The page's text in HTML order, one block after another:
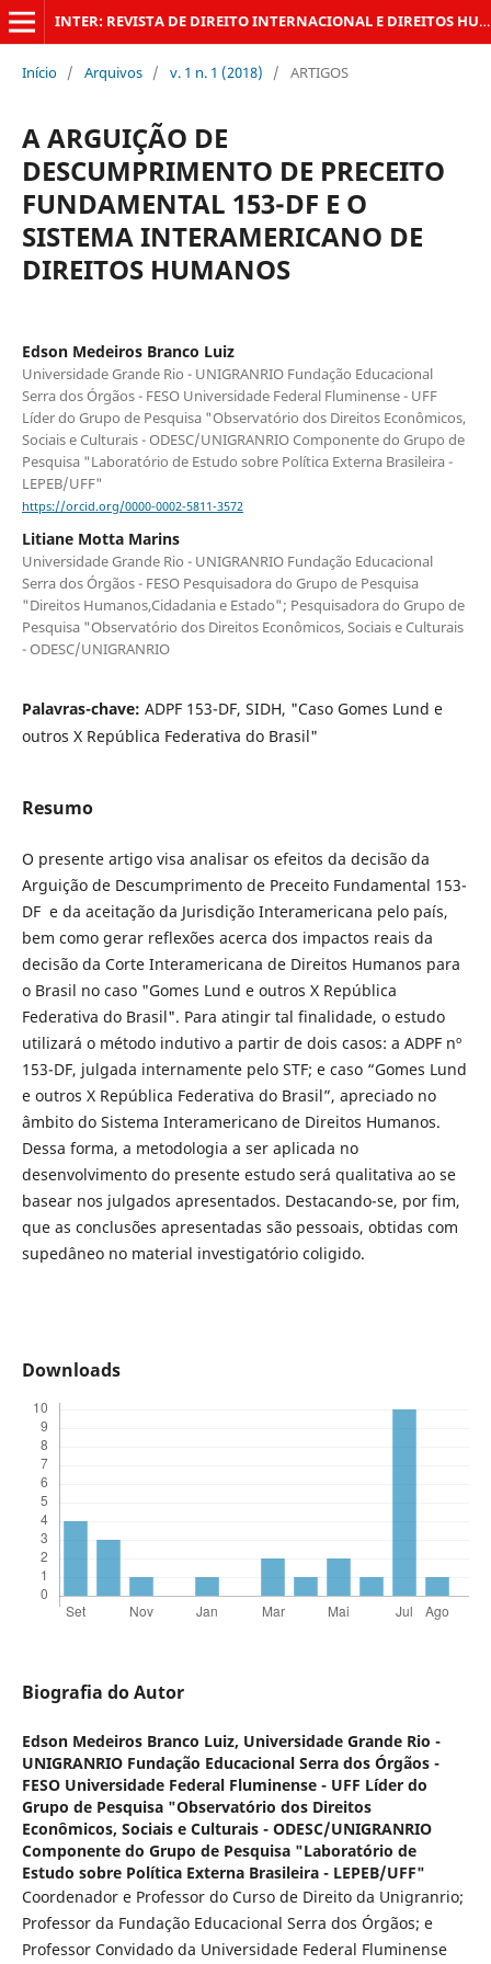
INTER: REVISTA DE DIREITO INTERNACIONAL E DIREITOS HUMANOS DA UFRJ
Início / Arquivos / v. 1 n. 1 (2018) / ARTIGOS
A ARGUIÇÃO DE
DESCUMPRIMENTO DE PRECEITO
FUNDAMENTAL 153-DF E O
SISTEMA INTERAMERICANO DE
DIREITOS HUMANOS
Edson Medeiros Branco Luiz
Universidade Grande Rio - UNIGRANRIO Fundação Educacional
Serra dos Órgãos - FESO Universidade Federal Fluminense - UFF
Líder do Grupo de Pesquisa "Observatório dos Direitos Econômicos,
Sociais e Culturais - ODESC/UNIGRANRIO Componente do Grupo de
Pesquisa "Laboratório de Estudo sobre Política Externa Brasileira -
LEPEB/UFF"
https://orcid.org/0000-0002-5811-3572
Litiane Motta Marins
Universidade Grande Rio - UNIGRANRIO Fundação Educacional
Serra dos Órgãos - FESO Pesquisadora do Grupo de Pesquisa
"Direitos Humanos,Cidadania e Estado"; Pesquisadora do Grupo de
Pesquisa "Observatório dos Direitos Econômicos, Sociais e Culturais
- ODESC/UNIGRANRIO
Palavras-chave: ADPF 153-DF, SIDH, "Caso Gomes Lund e
outros X República Federativa do Brasil"
Resumo
O presente artigo visa analisar os efeitos da decisão da
Arguição de Descumprimento de Preceito Fundamental 153-
DF e da aceitação da Jurisdição Interamericana pelo país,
bem como gerar reflexões acerca dos impactos reais da
decisão da Corte Interamericana de Direitos Humanos para
o Brasil no caso "Gomes Lund e outros X República
Federativa do Brasil". Para atingir tal finalidade, o estudo
utilizará o método indutivo a partir de dois casos: a ADPF nº
153-DF, julgada internamente pelo STF; e caso “Gomes Lund
e outros X República Federativa do Brasil”, apreciado no
âmbito do Sistema Interamericano de Direitos Humanos.
Dessa forma, a metodologia a ser aplicada no
desenvolvimento do presente estudo será qualitativa ao se
basear nos julgados apresentados. Destacando-se, por fim,
que as conclusões apresentadas são pessoais, obtidas com
supedâneo no material investigatório coligido.
Downloads
Biografia do Autor
Edson Medeiros Branco Luiz, Universidade Grande Rio -
UNIGRANRIO Fundação Educacional Serra dos Órgãos -
FESO Universidade Federal Fluminense - UFF Líder do
Grupo de Pesquisa "Observatório dos Direitos
Econômicos, Sociais e Culturais - ODESC/UNIGRANRIO
Componente do Grupo de Pesquisa "Laboratório de
Estudo sobre Política Externa Brasileira - LEPEB/UFF"
Coordenador e Professor do Curso de Direito da Unigranrio;
Professor da Fundação Educacional Serra dos Órgãos; e
Professor Convidado da Universidade Federal Fluminense